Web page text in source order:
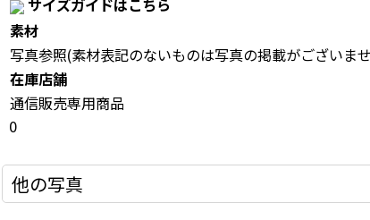
サイズガイドはこちら
素材
写真参照(素材表記のないものは写真の掲載がございま
在庫店舗
通信販売専用商品
0
他の写真